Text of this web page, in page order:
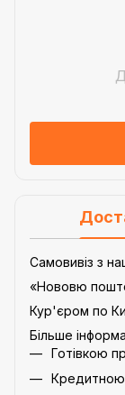
Самовивіз з
«Нововю
Кур'єром по
Більше
Готівкою